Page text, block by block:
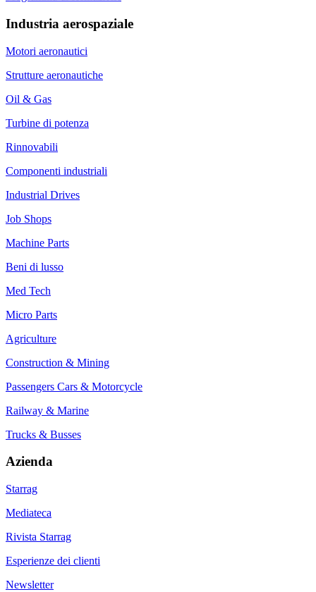
Industria aerospaziale
Motori aeronautici
Strutture aeronautiche
Oil & Gas
Turbine di potenza
Rinnovabili
Componenti industriali
Industrial Drives
Job Shops
Machine Parts
Beni di lusso
Med Tech
Micro Parts
Agriculture
Construction & Mining
Passengers Cars & Motorcycle
Railway & Marine
Trucks & Busses
Azienda
Starrag
Mediateca
Rivista Starrag
Esperienze dei clienti
Newsletter